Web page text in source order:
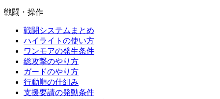
戦闘・操作
戦闘システムまとめ
ハイライトの使い方
ワンモアの発生条件
総攻撃のやり方
ガードのやり方
行動順の仕組み
支援要請の発動条件